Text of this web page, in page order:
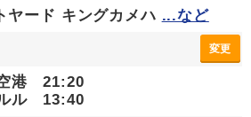
ヤード キングカメハ ...など
変更
港 21:20
ル 13:40